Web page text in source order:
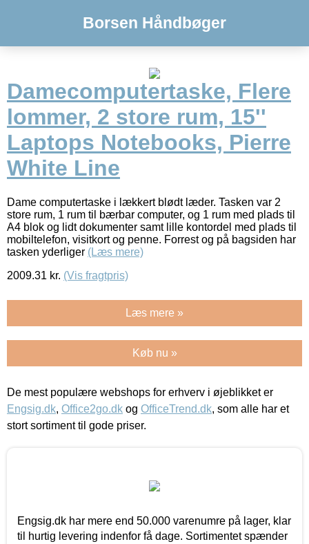
Borsen Håndbøger
Damecomputertaske, Flere
lommer, 2 store rum, 15''
Laptops Notebooks, Pierre
White Line
Dame computertaske i lækkert blødt læder. Tasken var 2
store rum, 1 rum til bærbar computer, og 1 rum med plads til
A4 blok og lidt dokumenter samt lille kontordel med plads til
mobiltelefon, visitkort og penne. Forrest og på bagsiden har
tasken yderliger (Læs mere)
2009.31 kr. (Vis fragtpris)
Læs mere »
Køb nu »
De mest populære webshops for erhverv i øjeblikket er
Engsig.dk, Office2go.dk og OfficeTrend.dk, som alle har et
stort sortiment til gode priser.
Engsig.dk har mere end 50.000 varenumre på lager, klar
til hurtig levering indenfor få dage. Sortimentet spænder